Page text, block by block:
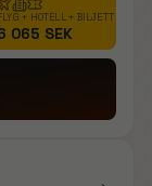
+ HOTELL + BILJETT
065 SEK